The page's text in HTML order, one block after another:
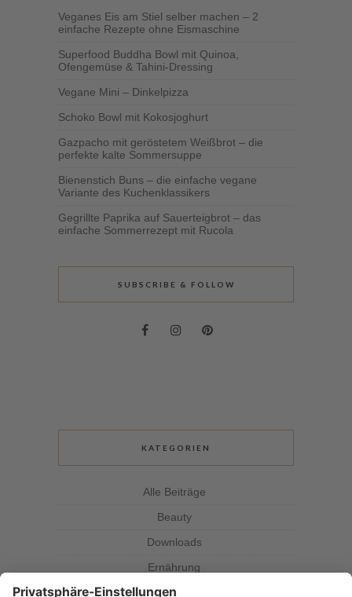
Veganes Eis am Stiel selber machen – 2
einfache Rezepte ohne Eismaschine
Superfood Buddha Bowl mit Quinoa,
Ofengemüse & Tahini-Dressing
Vegane Mini – Dinkelpizza
Schoko Bowl mit Kokosjoghurt
Gazpacho mit geröstetem Weißbrot – die
perfekte kalte Sommersuppe
Bienenstich Buns – die einfache vegane
Variante des Kuchenklassikers
Gegrillte Paprika auf Sauerteigbrot – das
einfache Sommerrezept mit Rucola
SUBSCRIBE & FOLLOW
KATEGORIEN
Alle Beiträge
Beauty
Downloads
Ernährung
Kolumne